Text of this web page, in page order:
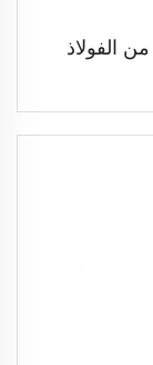
الفولاذ